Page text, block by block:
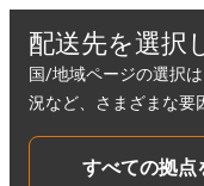
配送先を選択
国/地域ページの選択
況など、さまざまな要
すべての拠点